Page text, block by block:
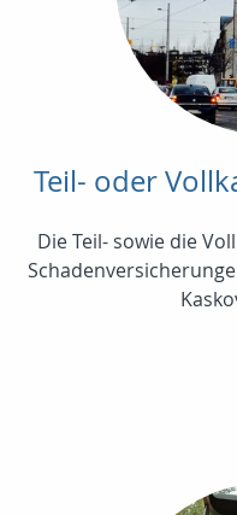
Teil- oder
Die Teil- sowie die